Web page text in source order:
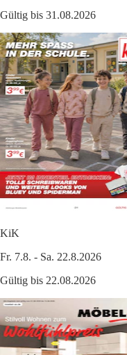
Gültig bis 31.08.2026
KiK
Fr. 7.8. - Sa. 22.8.2026
Gültig bis 22.08.2026